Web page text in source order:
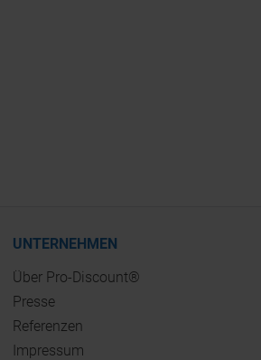
UNTERNEHMEN
Über Pro-Discount®
Presse
Referenzen
Impressum